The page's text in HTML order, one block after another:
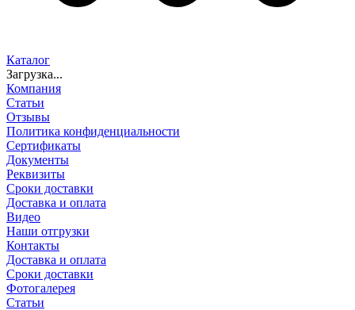
Каталог
Загрузка...
Компания
Статьи
Отзывы
Политика конфиденциальности
Сертификаты
Документы
Реквизиты
Сроки доставки
Доставка и оплата
Видео
Наши отгрузки
Контакты
Доставка и оплата
Сроки доставки
Фотогалерея
Статьи